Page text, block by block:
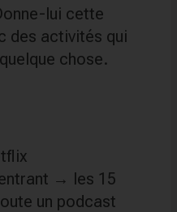
lui cette
des activités qui
chose.
→ les 15
un podcast